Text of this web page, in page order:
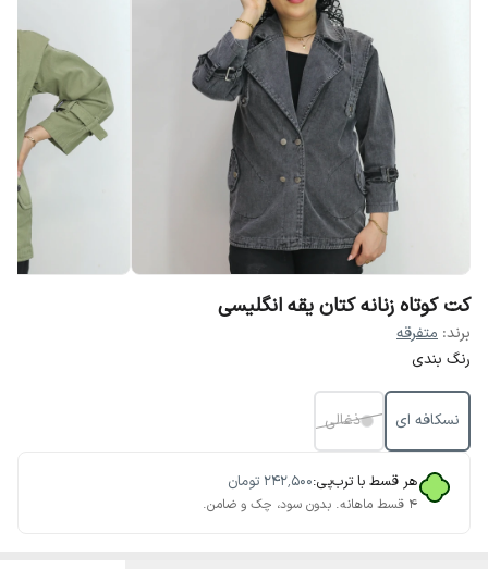
کت کوتاه زنانه کتان یقه انگلیسی
برند: متفرقه
رنگ بندی
نسکافه ای ذغالی
هر قسط با ترب‌پی:۲۴۲٬۵۰۰ تومان
۴ قسط ماهانه. بدون سود، چک و ضامن.